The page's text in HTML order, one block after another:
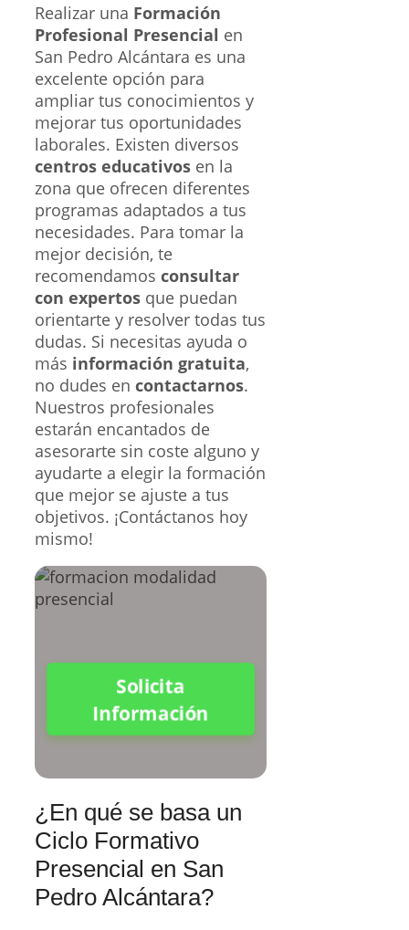
Realizar una Formación
Profesional Presencial en
San Pedro Alcántara es una
excelente opción para
ampliar tus conocimientos y
mejorar tus oportunidades
laborales. Existen diversos
centros educativos en la
zona que ofrecen diferentes
programas adaptados a tus
necesidades. Para tomar la
mejor decisión, te
recomendamos consultar
con expertos que puedan
orientarte y resolver todas tus
dudas. Si necesitas ayuda o
más información gratuita,
no dudes en contactarnos.
Nuestros profesionales
estarán encantados de
asesorarte sin coste alguno y
ayudarte a elegir la formación
que mejor se ajuste a tus
objetivos. ¡Contáctanos hoy
mismo!
Solicita
Información
¿En qué se basa un
Ciclo Formativo
Presencial en San
Pedro Alcántara?